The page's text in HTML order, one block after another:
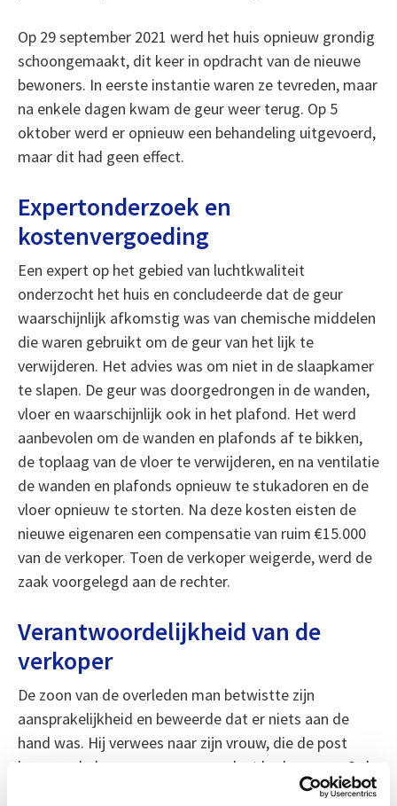
Op 29 september 2021 werd het huis opnieuw grondig
schoongemaakt, dit keer in opdracht van de nieuwe
bewoners. In eerste instantie waren ze tevreden, maar
na enkele dagen kwam de geur weer terug. Op 5
oktober werd er opnieuw een behandeling uitgevoerd,
maar dit had geen effect.
Expertonderzoek en
kostenvergoeding
Een expert op het gebied van luchtkwaliteit
onderzocht het huis en concludeerde dat de geur
waarschijnlijk afkomstig was van chemische middelen
die waren gebruikt om de geur van het lijk te
verwijderen. Het advies was om niet in de slaapkamer
te slapen. De geur was doorgedrongen in de wanden,
vloer en waarschijnlijk ook in het plafond. Het werd
aanbevolen om de wanden en plafonds af te bikken,
de toplaag van de vloer te verwijderen, en na ventilatie
de wanden en plafonds opnieuw te stukadoren en de
vloer opnieuw te storten. Na deze kosten eisten de
nieuwe eigenaren een compensatie van ruim €15.000
van de verkoper. Toen de verkoper weigerde, werd de
zaak voorgelegd aan de rechter.
Verantwoordelijkheid van de
verkoper
De zoon van de overleden man betwistte zijn
aansprakelijkheid en beweerde dat er niets aan de
hand was. Hij verwees naar zijn vrouw, die de post
kwam ophalen en geen geuroverlast had ervaren. Ook
tijdens bezichtigingen had niemand iets opgemerkt.